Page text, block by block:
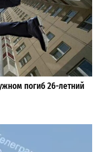
погиб 26-летний